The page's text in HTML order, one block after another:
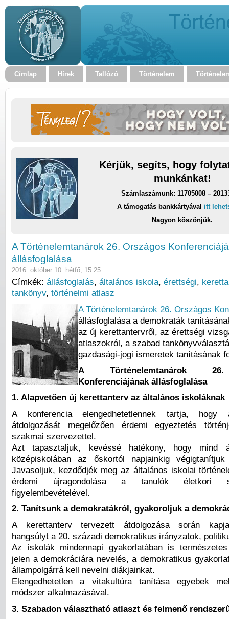
Címlap Hírek Tallózó Történelem
Kérjük, segíts, hogy
munkánkat!
Számlaszámunk: 11705008 –
A támogatás bankkártyával itt
Nagyon köszönjük.
A Történelemtanárok 26. Országos
állásfoglalása
2016. október 10. hétfő, 15:25
Címkék: állásfoglalás, általános iskola, érettségi,
tankönyv, történelmi atlasz
A Történelemtanárok 26. Országos
állásfoglalása a demokraták
az új kerettantervről, az érettségi
atlaszokról, a szabad
gazdasági-jogi ismeretek tanításának
A Történelemtanárok
Konferenciájának állásfoglalása
1. Alapvetően új kerettanterv az általános iskoláknak
A konferencia elengedhetetlennek tartja, hogy
átdolgozását megelőzően érdemi egyeztetés
szakmai szervezettel.
Azt tapasztaljuk, kevéssé hatékony, hogy mind
középiskolában az őskortól napjainkig
Javasoljuk, kezdődjék meg az általános iskolai
érdemi újragondolása a tanulók életkori
figyelembevételével.
2. Tanítsunk a demokratákról, gyakoroljuk a
A kerettanterv tervezett átdolgozása során
hangsúlyt a 20. századi demokratikus irányzatok,
Az iskolák mindennapi gyakorlatában is
jelen a demokráciára nevelés, a demokratikus
állampolgárrá kell nevelni diákjainkat.
Elengedhetetlen a vitakultúra tanítása egyebek
módszer alkalmazásával.
3. Szabadon választható atlaszt és felmenő